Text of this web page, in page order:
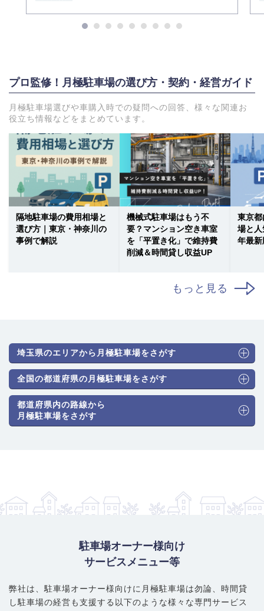
プロ監修！月極駐車場の選び方・契約・経営ガイド
月極駐車場選びや車購入時での疑問への回答、様々な関連お
役立ち情報などをまとめています。
隔地駐車場の費用相場と
選び方｜東京・神奈川の
事例で解説
機械式駐車場はもう不
要？マンション空き車室
を「平置き化」で維持費
削減＆時間貸し収益UP
東京
場と
年最新
もっと見る
埼玉県のエリアから月極駐車場をさがす
全国の都道府県の月極駐車場をさがす
都道府県内の路線から
月極駐車場をさがす
駐車場オーナー様向け
サービスメニュー等
弊社は、駐車場オーナー様向けに月極駐車場は勿論、 時間貸
し駐車場の経営も支援する以下のような様々な専門サービス